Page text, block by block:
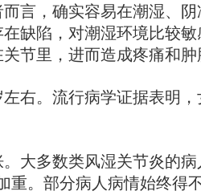
言，确实容易在潮湿、
缺陷，对潮湿环境比较
节里，进而造成疼痛和肿
。流行病学证据表明，
大多数类风湿关节炎的
。部分病人病情始终得